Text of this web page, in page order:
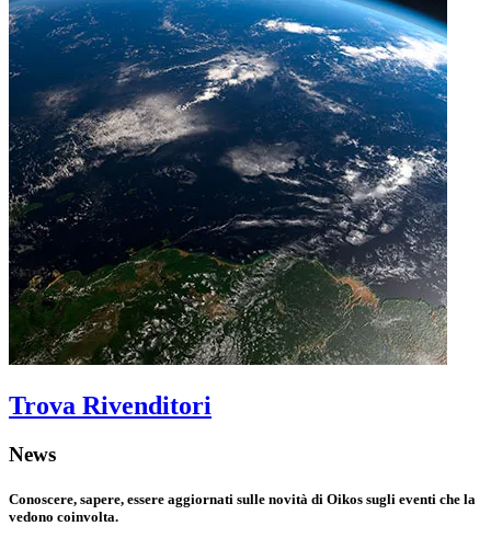
Trova Rivenditori
News
Conoscere, sapere, essere aggiornati sulle novità di Oikos sugli eventi che la
vedono coinvolta.